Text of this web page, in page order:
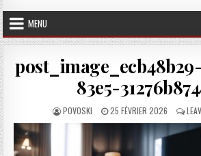
MENU
83e5-
AUTHOR:
POVOSKI PUBLISHED DATE:
25 FÉVRIER 2026